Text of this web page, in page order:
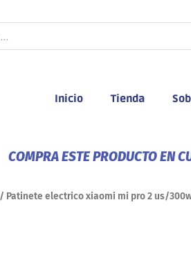
Inicio Tienda
COMPRA ESTE PRODUCTO EN
Patinete electrico xiaomi mi pro 2 us/